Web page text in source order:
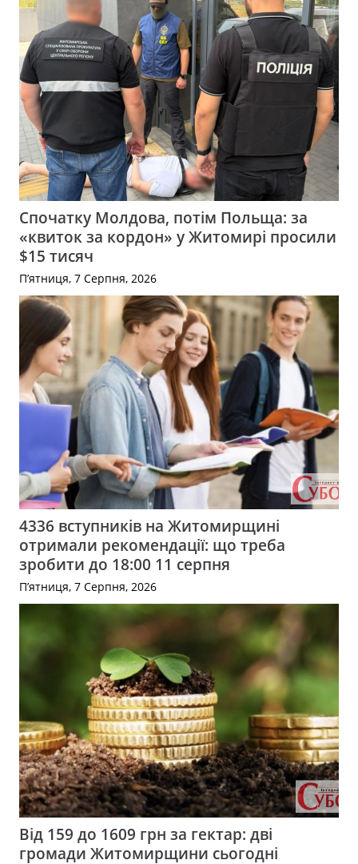
Спочатку Молдова, потім Польща: за
«квиток за кордон» у Житомирі просили
$15 тисяч
П’ятниця, 7 Серпня, 2026
4336 вступників на Житомирщині
отримали рекомендації: що треба
зробити до 18:00 11 серпня
П’ятниця, 7 Серпня, 2026
Від 159 до 1609 грн за гектар: дві
громади Житомирщини сьогодні